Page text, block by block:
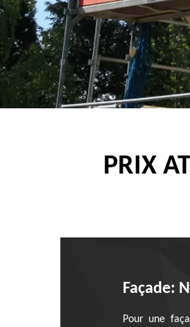
PRIX
Façade:
Pour une